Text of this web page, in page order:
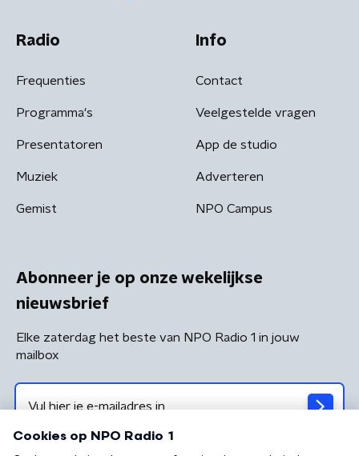
Radio
Frequenties
Programma's
Presentatoren
Muziek
Gemist
Info
Contact
Veelgestelde vragen
App de studio
Adverteren
NPO Campus
Abonneer je op onze wekelijkse
nieuwsbrief
Elke zaterdag het beste van NPO Radio 1 in jouw
mailbox